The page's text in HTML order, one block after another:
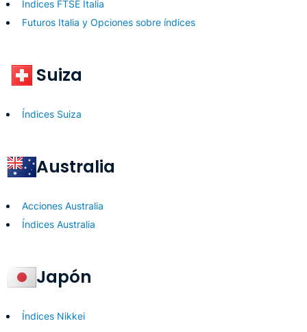
Índices FTSE Italia
Futuros Italia y Opciones sobre índices
Suiza
Índices Suiza
Australia
Acciones Australia
Índices Australia
Japón
Índices Nikkei